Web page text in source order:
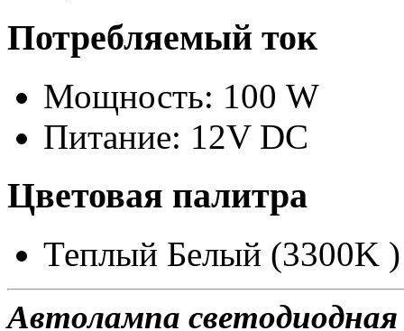
Потребляемый ток
Мощность: 100 W
Питание: 12V DC
Цветовая палитра
Теплый Белый (3300K )
Автолампа